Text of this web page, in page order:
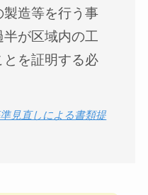
造等を行う事
が区域内の工
を証明する必
見直しによる書類提